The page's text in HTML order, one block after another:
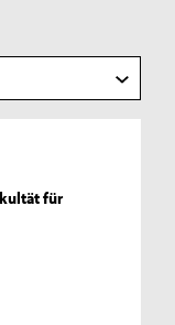
für